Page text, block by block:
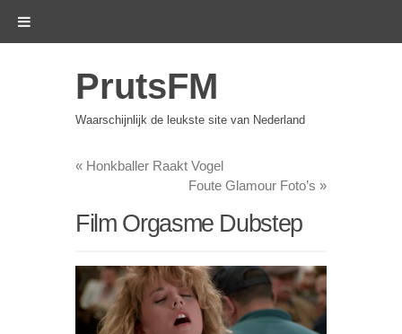
PrutsFM
Waarschijnlijk de leukste site van Nederland
« Honkballer Raakt Vogel
Foute Glamour Foto’s »
Film Orgasme Dubstep